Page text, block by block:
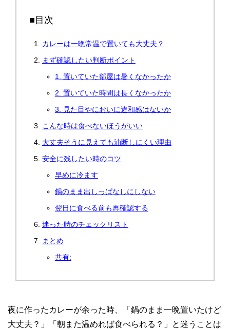
■目次
カレーは一晩常温で置いても大丈夫？
まず確認したい判断ポイント
1. 置いていた部屋は暑くなかったか
2. 置いていた時間は長くなかったか
3. 見た目やにおいに違和感はないか
こんな時は食べないほうがいい
大丈夫そうに見えても油断しにくい理由
安全に残したい時のコツ
早めに冷ます
鍋のまま出しっぱなしにしない
翌日に食べる前も再確認する
迷った時のチェックリスト
まとめ
共有:
夜に作ったカレーが余った時、「鍋のまま一晩置いたけど
大丈夫？」「朝また温めれば食べられる？」と迷うことは